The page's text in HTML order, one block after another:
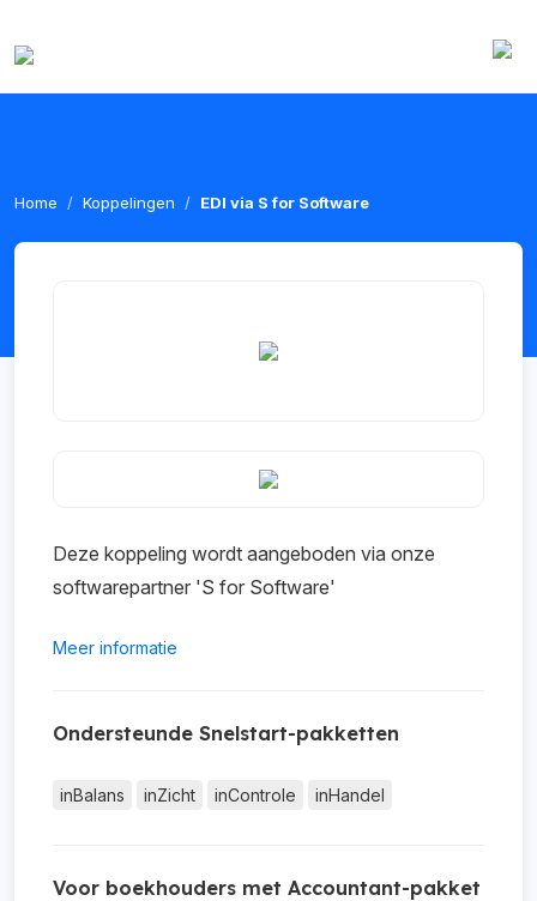
Home Koppelingen EDI via S for Software
Deze koppeling wordt aangeboden via onze
softwarepartner 'S for Software'
Meer informatie
Ondersteunde Snelstart-pakketten
inBalans inZicht inControle inHandel
Voor boekhouders met Accountant-pakket